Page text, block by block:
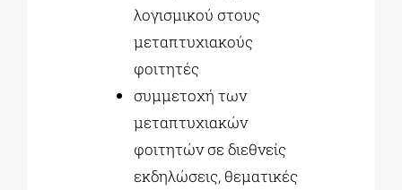
λογισμικού στους
μεταπτυχιακούς
φοιτητές
συμμετοχή των
μεταπτυχιακών
φοιτητών σε διεθνείς
εκδηλώσεις, θεματικές